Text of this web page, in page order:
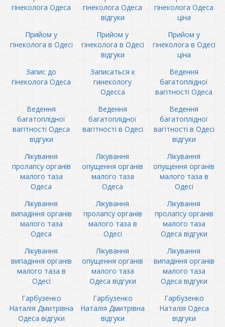
гінеколога Одеса
гінеколога Одеса
відгуки
гінеколога Одеса
ціна
Прийом у
гінеколога в Одесі
Прийом у
гінеколога в Одесі
відгуки
Прийом у
гінеколога в Одесі
ціна
Запис до
гінеколога Одеса
Записаться к
гинекологу
Одесса
Ведення
багатоплідної
вагітності Одеса
Ведення
багатоплідної
вагітності Одеса
відгуки
Ведення
багатоплідної
вагітності в Одесі
Ведення
багатоплідної
вагітності в Одесі
відгуки
Лікування
пролапсу органів
малого таза
Одеса
Лікування
опущення органів
малого таза
Одеса
Лікування
опущення органів
малого таза в
Одесі
Лікування
випадіння органів
малого таза
Одеса
Лікування
пролапсу органів
малого таза в
Одесі
Лікування
пролапсу органів
малого таза
Одеса відгуки
Лікування
випадіння органів
малого таза в
Одесі
Лікування
опущення органів
малого таза
Одеса відгуки
Лікування
випадіння органів
малого таза
Одеса відгуки
Гарбузенко
Наталія Дмитрівна
Одеса відгуки
Гарбузенко
Наталія Дмитрівна
відгуки
Гарбузенко
Наталія Одеса
відгуки